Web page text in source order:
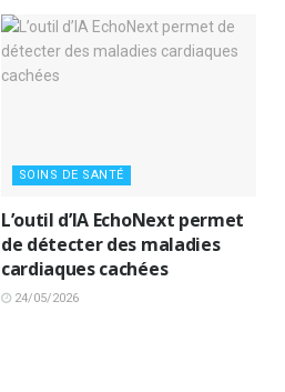
SOINS DE SANTÉ
L’outil d’IA EchoNext permet
de détecter des maladies
cardiaques cachées
24/05/2026